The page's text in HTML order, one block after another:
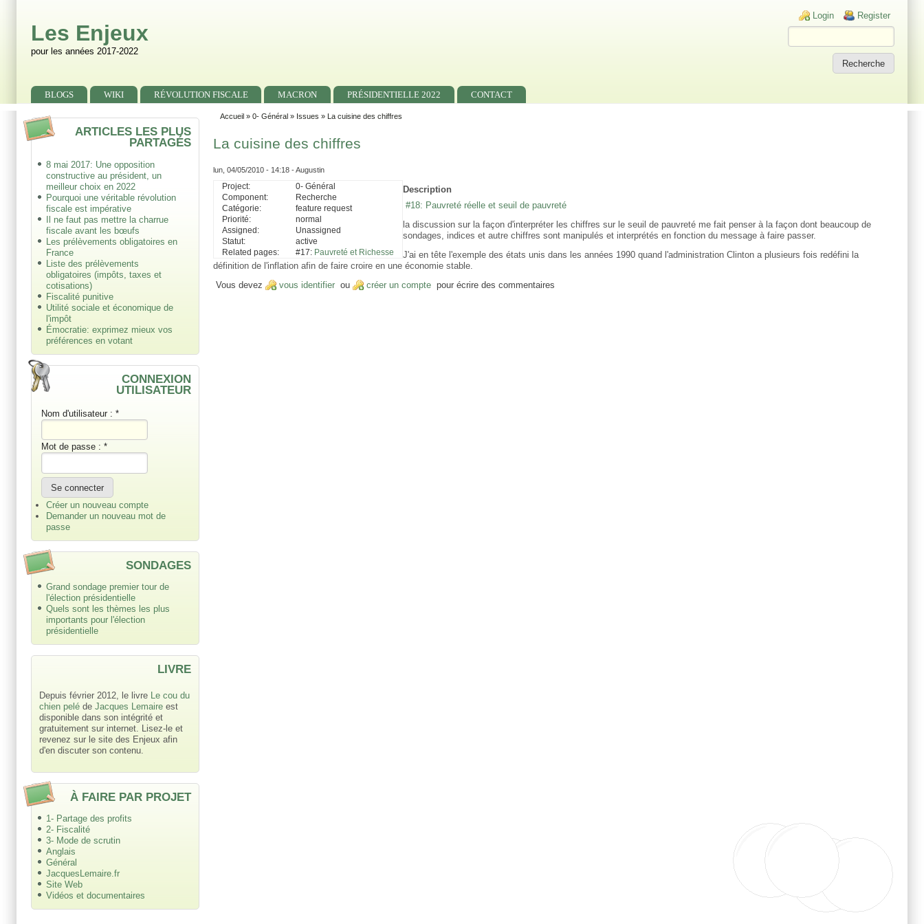
Login links
Login Register
Les Enjeux
pour les années 2017-2022
Primary menu
BLOGS WIKI RÉVOLUTION FISCALE MACRON PRÉSIDENTIELLE 2022 CONTACT
Secondary menu
ARTICLES LES PLUS
PARTAGÉS
8 mai 2017: Une opposition
constructive au président, un
meilleur choix en 2022
Pourquoi une véritable révolution
fiscale est impérative
Il ne faut pas mettre la charrue
fiscale avant les bœufs
Les prélèvements obligatoires en
France
Liste des prélèvements
obligatoires (impôts, taxes et
cotisations)
Fiscalité punitive
Utilité sociale et économique de
l'impôt
Émocratie: exprimez mieux vos
préférences en votant
CONNEXION
UTILISATEUR
Nom d'utilisateur : *
Mot de passe : *
Créer un nouveau compte
Demander un nouveau mot de
passe
SONDAGES
Grand sondage premier tour de
l'élection présidentielle
Quels sont les thèmes les plus
importants pour l'élection
présidentielle
LIVRE
Depuis février 2012, le livre Le cou du
chien pelé de Jacques Lemaire est
disponible dans son intégrité et
gratuitement sur internet. Lisez-le et
revenez sur le site des Enjeux afin
d'en discuter son contenu.
À FAIRE PAR PROJET
1- Partage des profits
2- Fiscalité
3- Mode de scrutin
Anglais
Général
JacquesLemaire.fr
Site Web
Vidéos et documentaires
Accueil »0- Général » Issues » La cuisine des chiffres
La cuisine des chiffres
lun, 04/05/2010 - 14:18 - Augustin
Project:
0- Général
Component:
Recherche
Catégorie:
feature request
Priorité:
normal
Assigned:
Unassigned
Statut:
active
Related pages:
#17: Pauvreté et Richesse
Description
#18: Pauvreté réelle et seuil de pauvreté
la discussion sur la façon d'interpréter les chiffres sur le seuil de pauvreté me fait penser à la façon dont beaucoup de
sondages, indices et autre chiffres sont manipulés et interprétés en fonction du message à faire passer.
J'ai en tête l'exemple des états unis dans les années 1990 quand l'administration Clinton a plusieurs fois redéfini la
définition de l'inflation afin de faire croire en une économie stable.
Vous devez
vous identifier ou créer un compte pour écrire des commentaires